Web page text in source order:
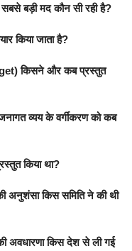
बड़ी मद कौन सी रही है?
किया जाता है?
किसने और कब प्रस्तुत
व्यय के वर्गीकरण को कब
किया था?
किस समिति ने की थी
अवधारणा किस देश से ली गई